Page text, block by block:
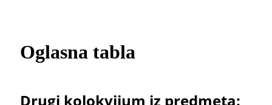
Oglasna tabla
Drugi kolokvijum iz predmeta: